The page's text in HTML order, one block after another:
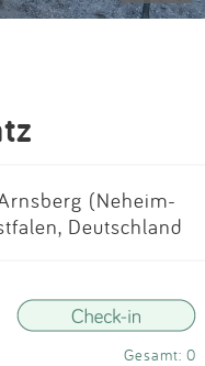
(Neheim-
Deutschland
Gesamt: 0